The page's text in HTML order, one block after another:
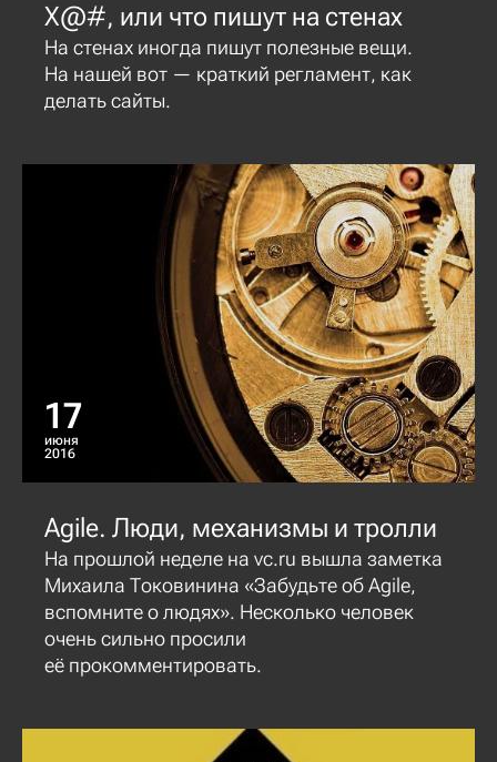
Х@#, или что пишут на стенах
На стенах иногда пишут полезные вещи.
На нашей вот — краткий регламент, как
делать сайты.
17
июня
2016
Agile. Люди, механизмы и тролли
На прошлой неделе на vc.ru вышла заметка
Михаила Токовинина «Забудьте об Agile,
вспомните о людях». Несколько человек
очень сильно просили
её прокомментировать.